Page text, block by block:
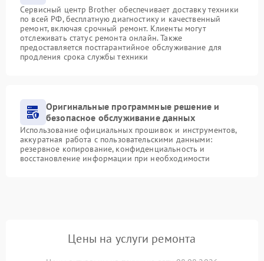
Сервисный центр Brother обеспечивает доставку техники
по всей РФ, бесплатную диагностику и качественный
ремонт, включая срочный ремонт. Клиенты могут
отслеживать статус ремонта онлайн. Также
предоставляется постгарантийное обслуживание для
продления срока службы техники
Оригинальные программные решение и
безопасное обслуживание данных
Использование официальных прошивок и инструментов,
аккуратная работа с пользовательскими данными:
резервное копирование, конфиденциальность и
восстановление информации при необходимости
Цены на услуги ремонта